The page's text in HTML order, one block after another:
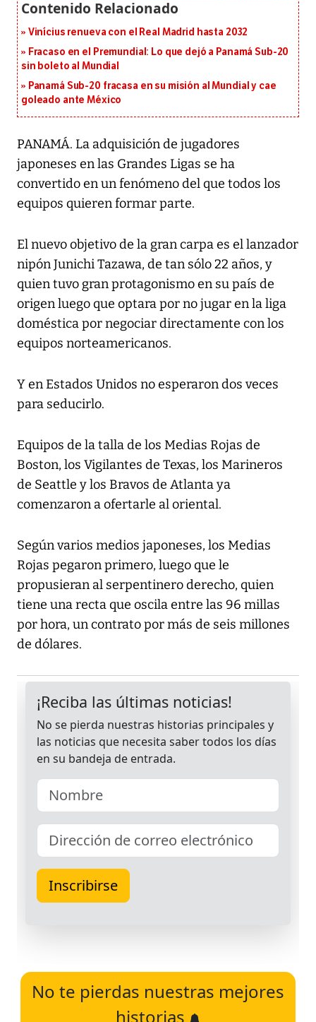
Vinícius renueva con el Real Madrid hasta 2032
Fracaso en el Premundial: Lo que dejó a Panamá Sub-20
sin boleto al Mundial
Panamá Sub-20 fracasa en su misión al Mundial y cae
goleado ante México
PANAMÁ. La adquisición de jugadores
japoneses en las Grandes Ligas se ha
convertido en un fenómeno del que todos los
equipos quieren formar parte.
El nuevo objetivo de la gran carpa es el lanzador
nipón Junichi Tazawa, de tan sólo 22 años, y
quien tuvo gran protagonismo en su país de
origen luego que optara por no jugar en la liga
doméstica por negociar directamente con los
equipos norteamericanos.
Y en Estados Unidos no esperaron dos veces
para seducirlo.
Equipos de la talla de los Medias Rojas de
Boston, los Vigilantes de Texas, los Marineros
de Seattle y los Bravos de Atlanta ya
comenzaron a ofertarle al oriental.
Según varios medios japoneses, los Medias
Rojas pegaron primero, luego que le
propusieran al serpentinero derecho, quien
tiene una recta que oscila entre las 96 millas
por hora, un contrato por más de seis millones
de dólares.
No te pierdas nuestras mejores
historias